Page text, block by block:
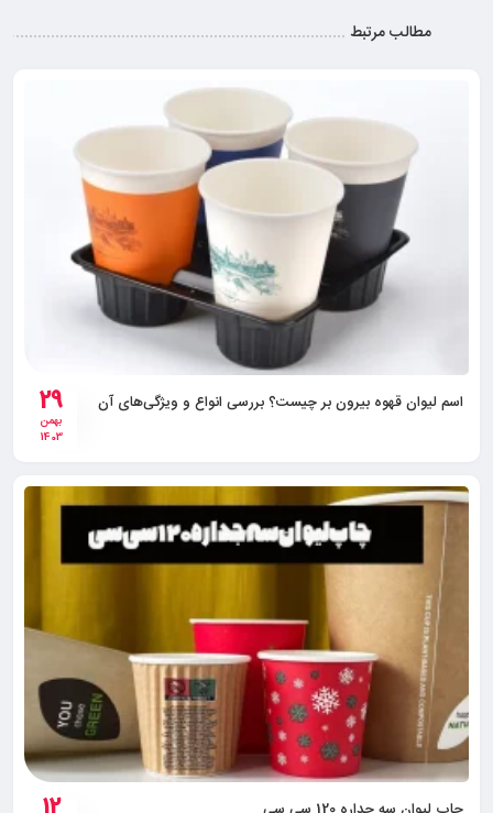
مطالب مرتبط
29
بهمن
1403
اسم لیوان قهوه بیرون بر چیست؟ بررسی انواع و ویژگی‌های آن